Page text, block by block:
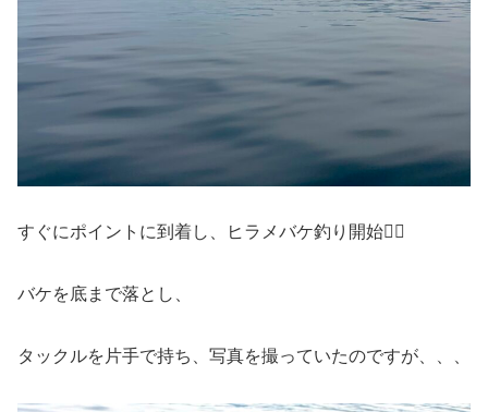
すぐにポイントに到着し、ヒラメバケ釣り開始🏃‍♀️
バケを底まで落とし、
タックルを片手で持ち、写真を撮っていたのですが、、、